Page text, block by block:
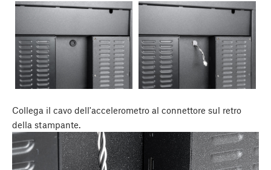
Collega il cavo dell'accelerometro al connettore sul retro
della stampante.